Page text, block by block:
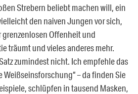
Strebern beliebt machen will, ein
den naiven Jungen vor sich,
grenzenlosen Offenheit und
träumt und vieles anderes mehr.
zumindest nicht. Ich empfehle das
Weißseinsforschung“ – da finden Sie
schlüpfen in tausend Masken,